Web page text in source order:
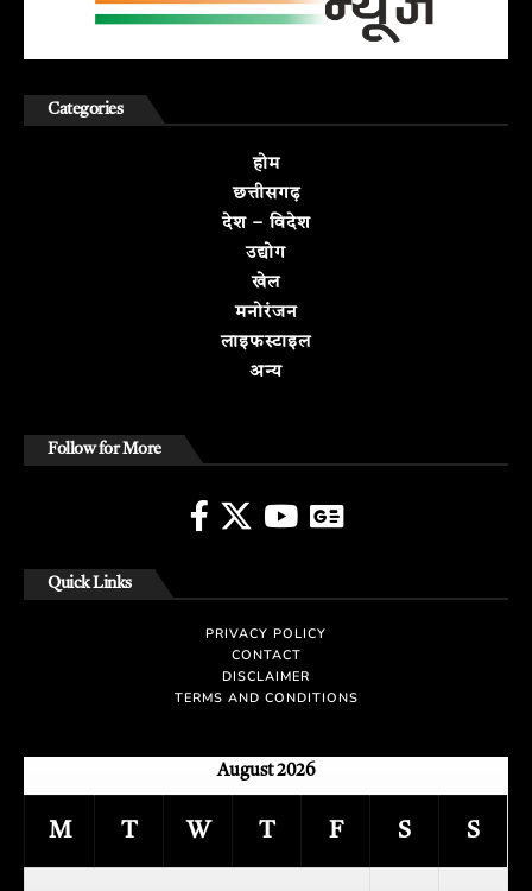
Categories
होम
छत्तीसगढ़
देश – विदेश
उद्योग
खेल
मनोरंजन
लाइफस्टाइल
अन्य
Follow for More
Quick Links
PRIVACY POLICY
CONTACT
DISCLAIMER
TERMS AND CONDITIONS
August 2026
M T W T F S S